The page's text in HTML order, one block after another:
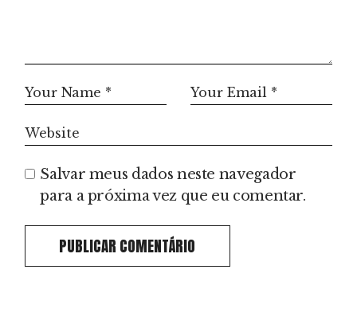
Salvar meus dados neste navegador
para a próxima vez que eu comentar.
PUBLICAR COMENTÁRIO